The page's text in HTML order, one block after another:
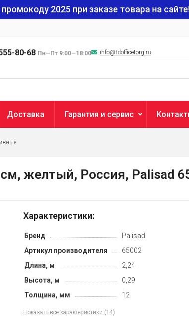
промокоду 2025 при заказе товара на
80-68 Пн—Пт 9:00—18:00 info@tdofficetorg.ru
Доставка Гарантия и сервис
желтый, Россия, Palisad
Характеристики:
Бренд
Palisad
Артикул производителя
65002
Длина, м
2,24
Высота, м
0,29
Толщина, мм
12
Показать все характеристики (14)